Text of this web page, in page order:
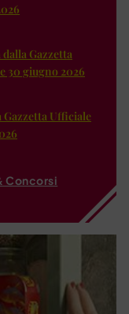
Gazzetta
30 giugno 2026
Ufficiale
Concorsi